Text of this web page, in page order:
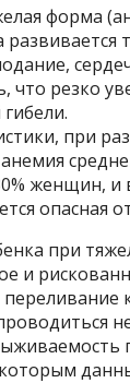
форма
развивается
что резко
при
женщин, и
опасная
при
и